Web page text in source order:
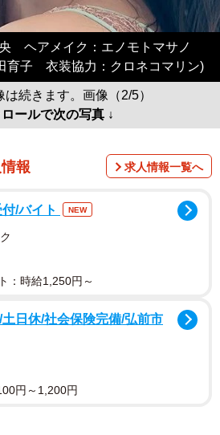
ヘアメイク：エノモトマサノ
育子 衣装協力：クロネコマリン)
は続きます。画像（2/5）
ロールで次の写真 ↓
報 求人情報一覧へ
/バイト NEW
：時給1,250円～
日休/社会保険完備/弘前市
円～1,200円